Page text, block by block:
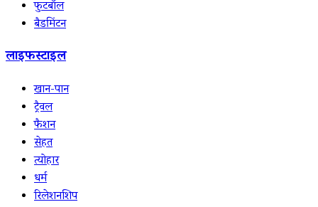
फुटबॉल
बैडमिंटन
लाइफस्टाइल
खान-पान
ट्रैवल
फैशन
सेहत
त्योहार
धर्म
रिलेशनशिप